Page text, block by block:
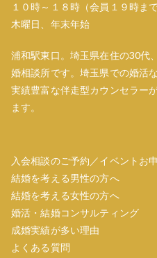
ョ
ン
１０時～１８時（会員１９時ま
木曜日、年末年始
浦和駅東口。埼玉県在住の30代
婚相談所です。埼玉県での婚活
実績豊富な伴走型カウンセラー
ます。
入会相談のご予約／イベントお
結婚を考える男性の方へ
結婚を考える女性の方へ
婚活・結婚コンサルティング
成婚実績が多い理由
よくある質問